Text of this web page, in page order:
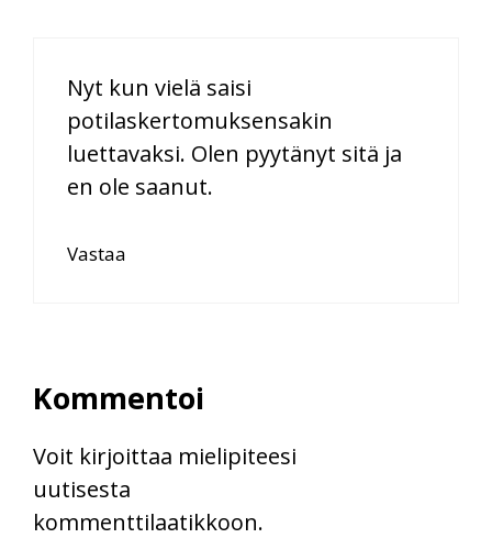
Nyt kun vielä saisi
potilaskertomuksensakin
luettavaksi. Olen pyytänyt sitä ja
en ole saanut.
Vastaa
Kommentoi
Voit kirjoittaa mielipiteesi
uutisesta
kommenttilaatikkoon.